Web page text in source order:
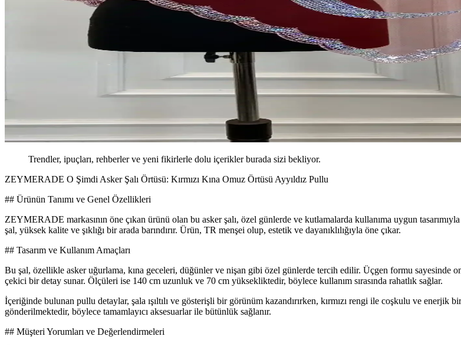
Trendler, ipuçları, rehberler ve yeni fikirlerle dolu içerikler burada sizi bekliyor.
ZEYMERADE O Şimdi Asker Şalı Örtüsü: Kırmızı Kına Omuz Örtüsü Ayyıldız Pullu
## Ürünün Tanımı ve Genel Özellikleri
ZEYMERADE markasının öne çıkan ürünü olan bu asker şalı, özel günlerde ve kutlamalarda kullanıma uygun
şal, yüksek kalite ve şıklığı bir arada barındırır. Ürün, TR menşei olup, estetik ve dayanıklılığıyla öne çıkar.
## Tasarım ve Kullanım Amaçları
Bu şal, özellikle asker uğurlama, kına geceleri, düğünler ve nişan gibi özel günlerde tercih edilir. Üçgen formu sayesinde
çekici bir detay sunar. Ölçüleri ise 140 cm uzunluk ve 70 cm yüksekliktedir, böylece kullanım sırasında rahatlık sağlar.
İçeriğinde bulunan pullu detaylar, şala ışıltılı ve gösterişli bir görünüm kazandırırken, kırmızı rengi ile coşkulu ve
gönderilmektedir, böylece tamamlayıcı aksesuarlar ile bütünlük sağlanır.
## Müşteri Yorumları ve Değerlendirmeleri